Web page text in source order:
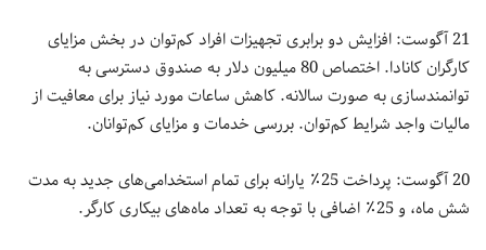
21 آگوست: افزایش دو برابری تجهیزات افراد کم‌توان در بخش مزایای
کارگران کانادا. اختصاص 80 میلیون دلار به صندوق دسترسی به
توانمندسازی به صورت سالانه. کاهش ساعات مورد نیاز برای معافیت از
مالیات واجد شرایط کم‌توان. بررسی خدمات و مزایای کم‌توانان.
20 آگوست: پرداخت 25٪ یارانه برای تمام استخدامی‌های جدید به مدت
شش ماه، و 25٪ اضافی با توجه به تعداد ماه‌های بیکاری کارگر.